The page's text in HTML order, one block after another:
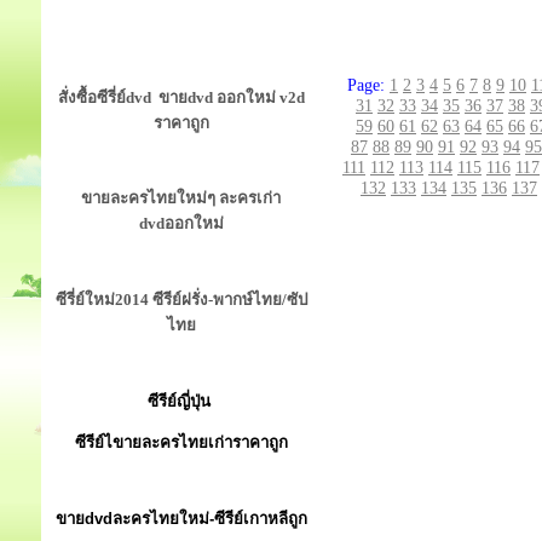
สั่งซื้อซีรี่ย์dvd ขายdvd ออกใหม่ v2d
ราคาถูก
ขายละครไทยใหม่ๆ ละครเก่า
dvdออกใหม่
ซีรี่ย์ใหม่2014 ซีรีย์ฝรั่ง-พากษ์ไทย/ซัป
ไทย
ซีรีย์ญี่ปุ่น
ซีรีย์ไขายละครไทยเก่าราคาถูก
ขายdvdละครไทยใหม่-ซีรีย์เกาหลีถูก
Page: 1 2 3 4 5 6 7 8 9 10
31 32 33 34 35 36 37 38
59 60 61 62 63 64 65 66
87 88 89 90 91 92 93 94 95
111 112 113 114 115 116 117
132 133 134 135 136 137